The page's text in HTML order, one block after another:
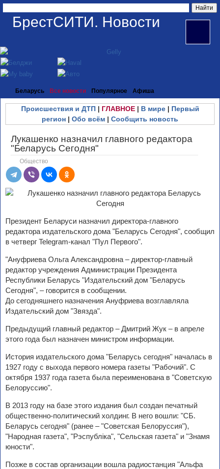
БрестСИТИ. Новости
Беларусь Все новости Популярное Афиша
Происшествия и ДТП| ГЛАВНОЕ| В мире| Первый
регион | Обо всём | Сообщить новость
Лукашенко назначил главного редактора
"Беларусь Сегодня"
Общество
Президент Беларуси назначил директора-главного
редактора издательского дома "Беларусь Сегодня", сообщил
в четверг Telegram-канал "Пул Первого".
"Ануфриева Ольга Александровна – директор-главный
редактор учреждения Администрации Президента
Республики Беларусь "Издательский дом "Беларусь
Сегодня", – говорится в сообщении.
До сегодняшнего назначения Ануфриева возглавляла
Издательский дом "Звязда".
Предыдущий главный редактор – Дмитрий Жук – в апреле
этого года был назначен министром информации.
История издательского дома "Беларусь сегодня" началась в
1927 году с выхода первого номера газеты "Рабочий". С
октября 1937 года газета была переименована в "Советскую
Белоруссию".
В 2013 году на базе этого издания был создан печатный
общественно-политический холдинг. В него вошли: "СБ.
Беларусь сегодня" (ранее – "Советская Белоруссия"),
"Народная газета", "Рэспубліка", "Сельская газета" и "Знамя
юности".
Позже в состав организации вошла радиостанция "Альфа